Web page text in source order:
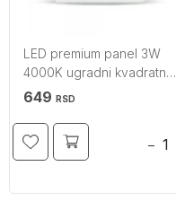
LED premium panel 3W
4000K ugradni kvadratni
V-TAC
649 RSD
−